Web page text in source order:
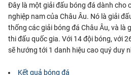
Đây là một giải đấu bóng đá dành cho
nghiệp nam của Châu Âu. Nó là giải
thống các giải bóng đá Châu Âu, và là
thi đấu quốc gia. Với 14 đội bóng, với
sẽ hướng tới 1 danh hiệu cao quý duy
Kết quả bóng đá